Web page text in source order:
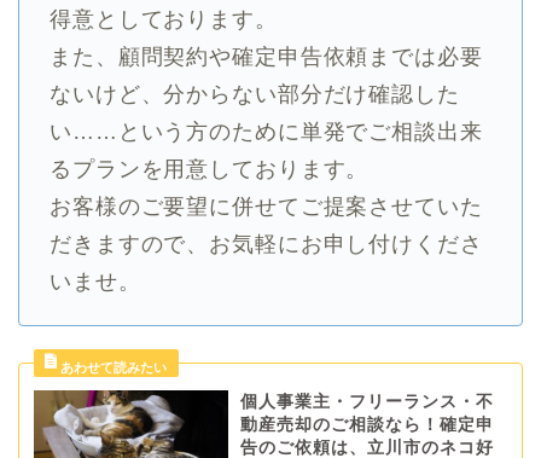
得意としております。
また、顧問契約や確定申告依頼までは必要
ないけど、分からない部分だけ確認した
い……という方のために単発でご相談出来
るプランを用意しております。
お客様のご要望に併せてご提案させていた
だきますので、お気軽にお申し付けくださ
いませ。
個人事業主・フリーランス・不
動産売却のご相談なら！確定申
告のご依頼は、立川市のネコ好